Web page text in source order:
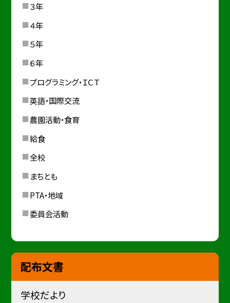
３年
４年
５年
６年
プログラミング・ＩＣＴ
英語・国際交流
農園活動・食育
給食
全校
まちとも
PTA・地域
委員会活動
配布文書
学校だより